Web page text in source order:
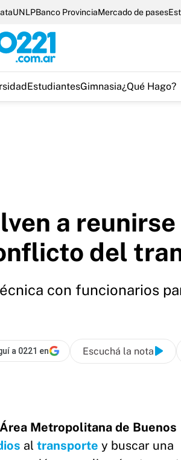
UNLPBanco ProvinciaMercado de pases
EstudiantesGimnasia¿Qué Hago?
a
del
con funcionarios
a 0221 en Escuchá la nota
Área Metropolitana de Buenos
al transporte y buscar una